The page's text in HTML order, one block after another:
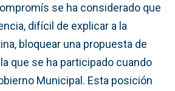
se ha considerado que
difícil de explicar a la
bloquear una propuesta de
que se ha participado cuando
Municipal. Esta posición